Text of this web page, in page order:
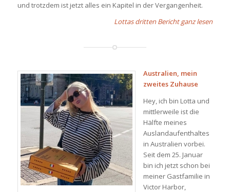
und trotzdem ist jetzt alles ein Kapitel in der Vergangenheit.
Lottas dritten Bericht ganz lesen
Australien, mein
zweites Zuhause
Hey, ich bin Lotta und
mittlerweile ist die
Hälfte meines
Auslandaufenthaltes
in Australien vorbei.
Seit dem 25. Januar
bin ich jetzt schon bei
meiner Gastfamilie in
Victor Harbor,